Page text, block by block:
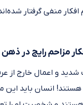
افکار منفی گرفتار
مزاحم رایج در
و اعمال خارج از
انسان باید این